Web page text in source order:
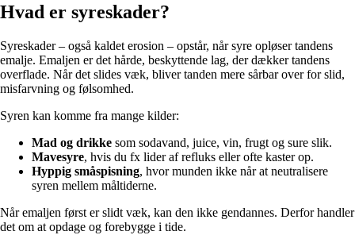
Hvad er syreskader?
Syreskader – også kaldet erosion – opstår, når syre opløser tandens
emalje. Emaljen er det hårde, beskyttende lag, der dækker tandens
overflade. Når det slides væk, bliver tanden mere sårbar over for slid,
misfarvning og følsomhed.
Syren kan komme fra mange kilder:
Mad og drikke som sodavand, juice, vin, frugt og sure slik.
Mavesyre, hvis du fx lider af refluks eller ofte kaster op.
Hyppig småspisning, hvor munden ikke når at neutralisere
syren mellem måltiderne.
Når emaljen først er slidt væk, kan den ikke gendannes. Derfor handler
det om at opdage og forebygge i tide.